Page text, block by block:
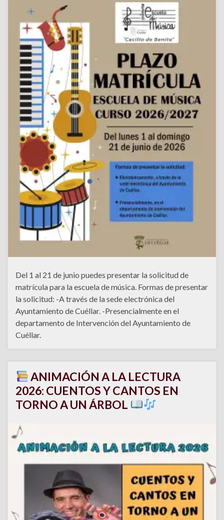
Del 1 al 21 de junio puedes presentar la solicitud de
matrícula para la escuela de música. Formas de presentar
la solicitud: -A través de la sede electrónica del
Ayuntamiento de Cuéllar. -Presencialmente en el
departamento de Intervención del Ayuntamiento de
Cuéllar.
ANIMACIÓN A LA LECTURA
2026: CUENTOS Y CANTOS EN
TORNO A UN ÁRBOL